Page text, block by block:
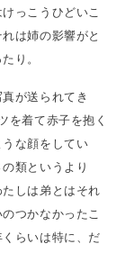
っこうひどいこ
は姉の影響がと
り。
が送られてき
を着て赤子を抱く
な顔をしてい
類というより
しは弟とはそれ
つかなかったこ
らいは特に、だ